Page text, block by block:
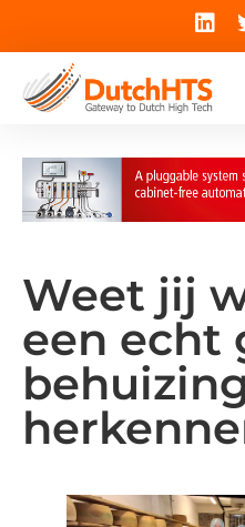
Weet jij
een echt